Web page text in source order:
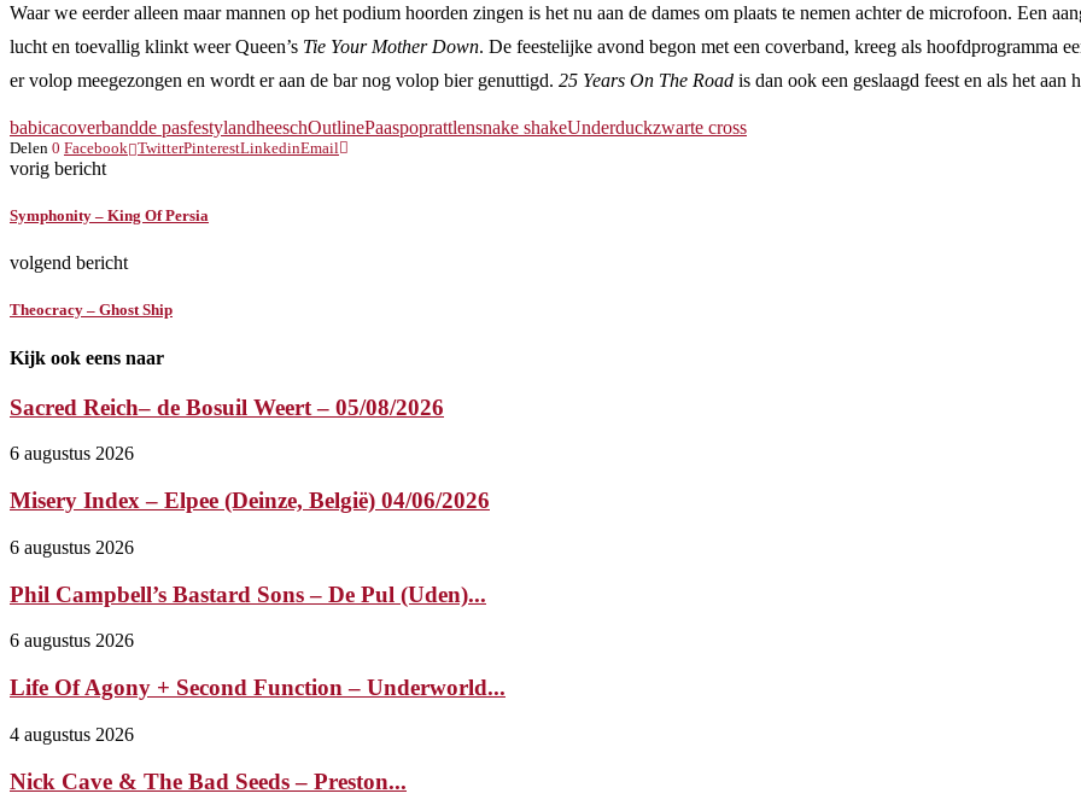
Waar we eerder alleen maar mannen op het podium hoorden zingen is het nu aan de dames om plaats te nemen achter de microfoon. Een
lucht en toevallig klinkt weer Queen’s Tie Your Mother Down. De feestelijke avond begon met een coverband, kreeg als hoofdprogramma
er volop meegezongen en wordt er aan de bar nog volop bier genuttigd. 25 Years On The Road is dan ook een geslaagd feest en als het
babicacoverbandde pasfestylandheeschOutlinePaaspoprattlensnake shakeUnderduckzwarte cross
Delen 0 Facebook TwitterPinterestLinkedinEmail
vorig bericht
Symphonity – King Of Persia
volgend bericht
Theocracy – Ghost Ship
Kijk ook eens naar
Sacred Reich– de Bosuil Weert – 05/08/2026
6 augustus 2026
Misery Index – Elpee (Deinze, België) 04/06/2026
6 augustus 2026
Phil Campbell’s Bastard Sons – De Pul (Uden)...
6 augustus 2026
Life Of Agony + Second Function – Underworld...
4 augustus 2026
Nick Cave & The Bad Seeds – Preston...